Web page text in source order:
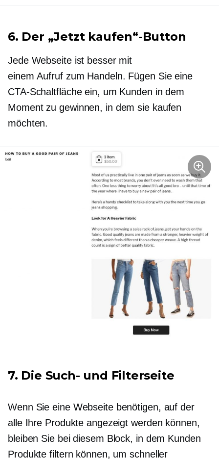
6. Der „Jetzt kaufen“-Button
Jede Webseite ist besser mit
einemAufruf zum Handeln. Fügen Sie eine
CTA-Schaltfläche ein, um Kunden in dem
Moment zu gewinnen, in dem sie kaufen
möchten.
7. Die Such- und Filterseite
Wenn Sie eine Webseite benötigen, auf der
alle Ihre Produkte angezeigt werden können,
bleiben Sie bei diesem Block, in dem Kunden
Produkte filtern können, um schneller